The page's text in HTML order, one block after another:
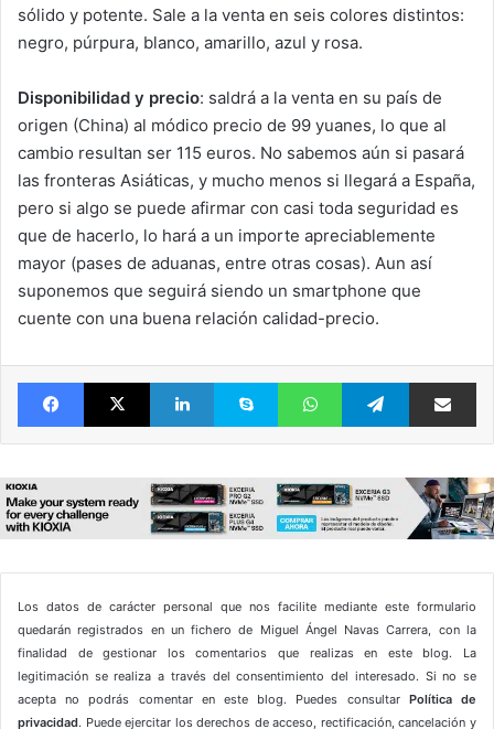
sólido y potente. Sale a la venta en seis colores distintos:
negro, púrpura, blanco, amarillo, azul y rosa.
Disponibilidad y precio: saldrá a la venta en su país de
origen (China) al módico precio de 99 yuanes, lo que al
cambio resultan ser 115 euros. No sabemos aún si pasará
las fronteras Asiáticas, y mucho menos si llegará a España,
pero si algo se puede afirmar con casi toda seguridad es
que de hacerlo, lo hará a un importe apreciablemente
mayor (pases de aduanas, entre otras cosas). Aun así
suponemos que seguirá siendo un smartphone que
cuente con una buena relación calidad-precio.
FacebookX LinkedIn Skype WhatsAppTelegram
Los datos de carácter personal que nos facilite mediante este formulario
quedarán registrados en un fichero de Miguel Ángel Navas Carrera, con la
finalidad de gestionar los comentarios que realizas en este blog. La
legitimación se realiza a través del consentimiento del interesado. Si no se
acepta no podrás comentar en este blog. Puedes consultar Política de
privacidad. Puede ejercitar los derechos de acceso, rectificación, cancelación y